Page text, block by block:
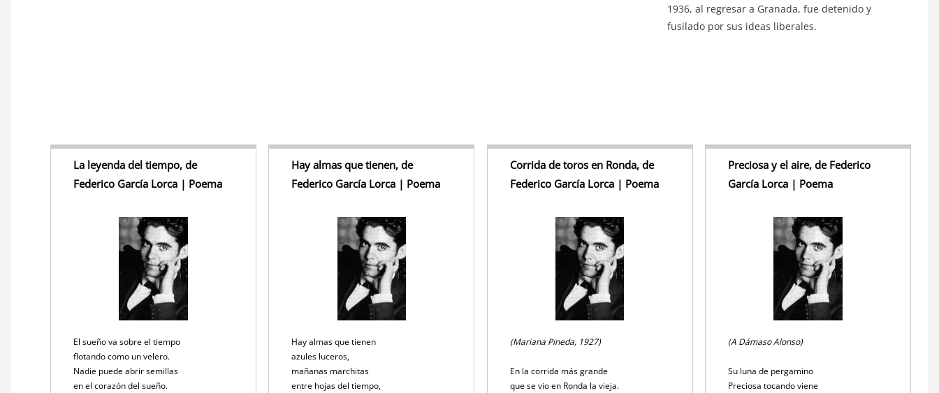
1936, al regresar a Granada, fue detenido y
fusilado por sus ideas liberales.
La leyenda del tiempo, de
Federico García Lorca | Poema
El sueño va sobre el tiempo
flotando como un velero.
Nadie puede abrir semillas
en el corazón del sueño.
Hay almas que tienen, de
Federico García Lorca | Poema
Hay almas que tienen
azules luceros,
mañanas marchitas
entre hojas del tiempo,
Corrida de toros en Ronda, de
Federico García Lorca | Poema
(Mariana Pineda, 1927)
En la corrida más grande
que se vio en Ronda la vieja.
Preciosa y el aire, de Federico
García Lorca | Poema
(A Dámaso Alonso)
Su luna de pergamino
Preciosa tocando viene